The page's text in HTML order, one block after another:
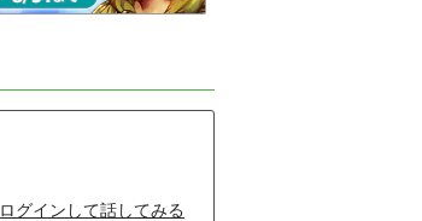
ログインして話してみる